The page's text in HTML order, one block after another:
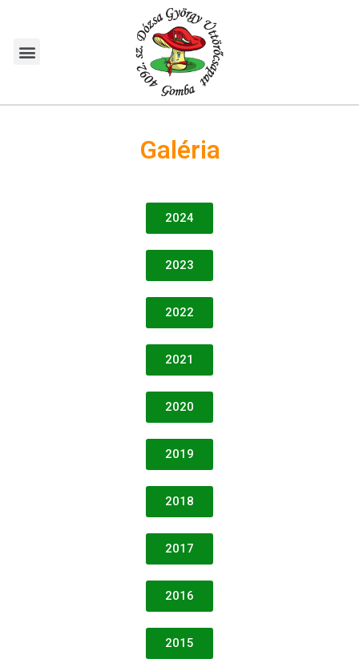
Galéria
2024
2023
2022
2021
2020
2019
2018
2017
2016
2015